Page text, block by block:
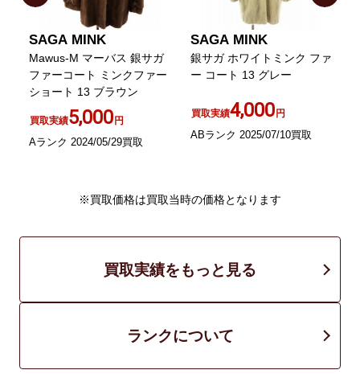
SAGA MINK
Mawus-M マーバス 銀サガ
ファーコート ミンクファー
ショート 13 ブラウン
買取実績5,000円
Aランク 2024/05/29買取
SAGA MINK
銀サガ ホワイトミンク ファ
ー コート 13 グレー
買取実績4,000円
ABランク 2025/07/10買取
※買取価格は買取当時の価格となります
買取実績をもっと見る
ランクについて